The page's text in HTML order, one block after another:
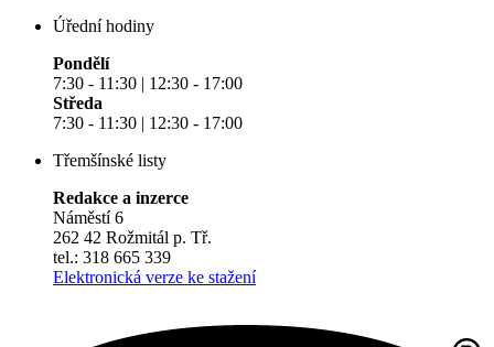
Úřední hodiny
Pondělí
7:30 - 11:30 | 12:30 - 17:00
Středa
7:30 - 11:30 | 12:30 - 17:00
Třemšínské listy
Redakce a inzerce
Náměstí 6
262 42 Rožmitál p. Tř.
tel.: 318 665 339
Elektronická verze ke stažení